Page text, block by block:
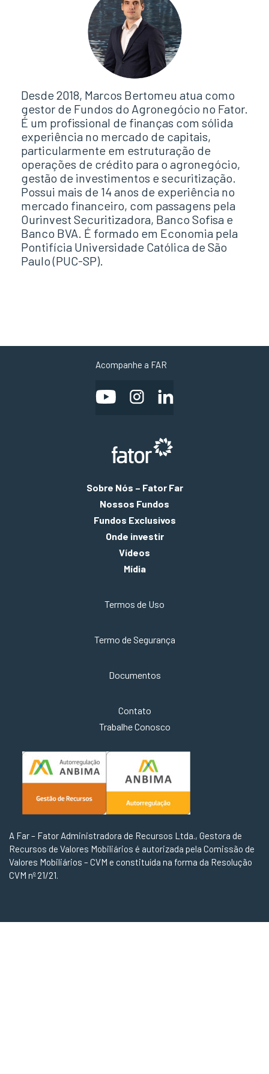
Desde 2018, Marcos Bertomeu atua como
gestor de Fundos do Agronegócio no Fator.
É um profissional de finanças com sólida
experiência no mercado de capitais,
particularmente em estruturação de
operações de crédito para o agronegócio,
gestão de investimentos e securitização.
Possui mais de 14 anos de experiência no
mercado financeiro, com passagens pela
Ourinvest Securitizadora, Banco Sofisa e
Banco BVA. É formado em Economia pela
Pontifícia Universidade Católica de São
Paulo (PUC-SP).
Acompanhe a FAR
Sobre Nós – Fator Far
Nossos Fundos
Fundos Exclusivos
Onde investir
Vídeos
Mídia
Termos de Uso
Termo de Segurança
Documentos
Contato
Trabalhe Conosco
A Far – Fator Administradora de Recursos Ltda., Gestora de
Recursos de Valores Mobiliários é autorizada pela Comissão de
Valores Mobiliários – CVM e constituída na forma da Resolução
CVM nº 21/21.